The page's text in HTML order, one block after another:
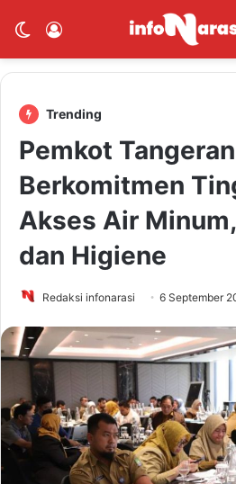
Switch skin
Trending
Pemkot
Berkomitmen
Akses Air
dan Higiene
Redaksi infonarasi 6 September